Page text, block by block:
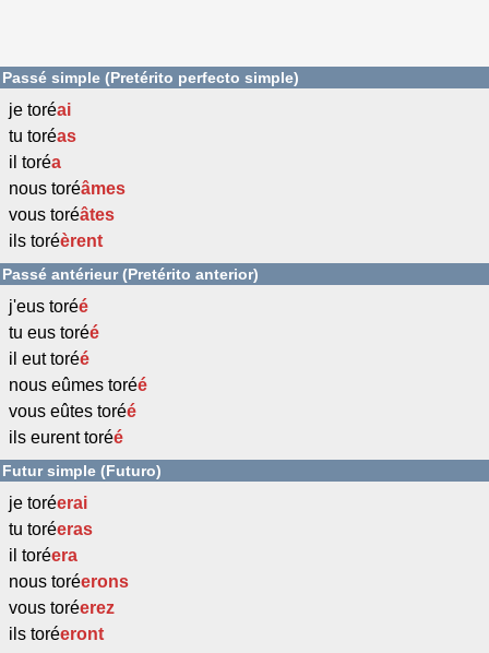
Passé simple (Pretérito perfecto simple)
je toréai
tu toréas
il toréa
nous toréâmes
vous toréâtes
ils toréèrent
Passé antérieur (Pretérito anterior)
j'eus toréé
tu eus toréé
il eut toréé
nous eûmes toréé
vous eûtes toréé
ils eurent toréé
Futur simple (Futuro)
je toréerai
tu toréeras
il toréera
nous toréerons
vous toréerez
ils toréeront